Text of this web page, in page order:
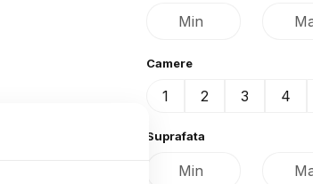
Camere
1 2 3 4
Suprafata